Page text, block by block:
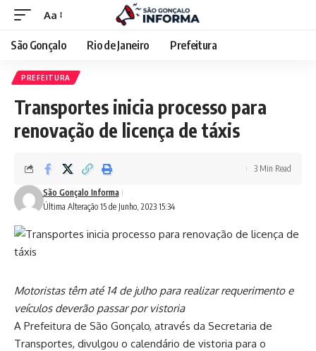
Aa
São Gonçalo Rio de Janeiro Prefeitura
PREFEITURA
Transportes inicia processo para
renovação de licença de táxis
Última Alteração 15 de Junho, 2023 15:34
São Gonçalo Informa
3 Min Read
Motoristas têm até 14 de julho para realizar requerimento e
veículos deverão passar por vistoria
A Prefeitura de São Gonçalo, através da Secretaria de
Transportes, divulgou o calendário de vistoria para o